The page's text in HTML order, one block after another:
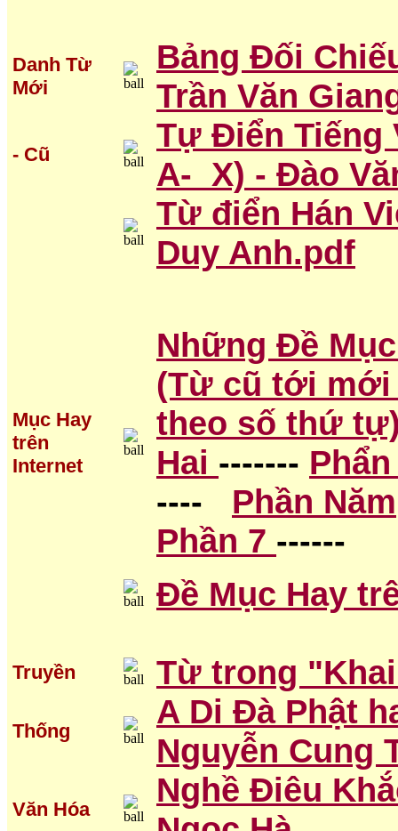
Danh Từ
Mới
Bảng Đối
Trần Văn
- Cũ
Tự Điển
A- X) - Đào
Từ điển Hán
Duy Anh.pdf
Mục Hay
trên
Internet
Những Đề
(Từ cũ tới
theo số thứ
Hai -------
---- Phần Năm
Phần 7 ------
Đề Mục Hay
Truyền Từ trong
Thống
A Di Đà Phật
Nguyễn Cung
Văn Hóa
Nghề Điêu